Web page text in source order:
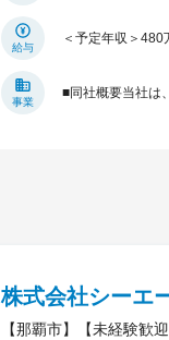
給与
＜予定年収＞
事業
■同社概要当社は
株式会社シーエ
【那覇市】【未経験歓